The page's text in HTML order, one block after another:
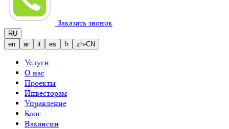
Заказать звонок
RU
en
ar it es fr zh-CN
Услуги
О нас
Проекты
Инвесторам
Управление
Блог
Вакансии